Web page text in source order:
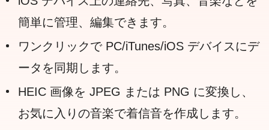
簡単に管理、編集できます。
ワンクリックで PC/iTunes/iOS デバイスにデ
ータを同期します。
HEIC 画像を JPEG または PNG に変換し、
お気に入りの音楽で着信音を作成します。